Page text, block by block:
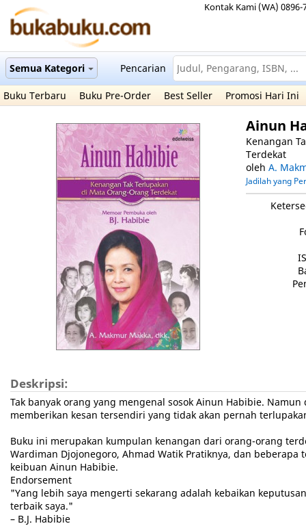
Kontak Kami (WA) 0896-
Semua Kategori Pencarian
Buku Terbaru Buku Pre-Order Best Seller Promosi Hari Ini
Ainun
Kenangan
Terdekat
oleh A.
Jadilah yang
Deskripsi:
Tak banyak orang yang mengenal sosok Ainun Habibie.
memberikan kesan tersendiri yang tidak akan pernah
Buku ini merupakan kumpulan kenangan dari orang-orang
Wardiman Djojonegoro, Ahmad Watik Pratiknya, dan
keibuan Ainun Habibie.
Endorsement
"Yang lebih saya mengerti sekarang adalah kebaikan
terbaik saya."
– B.J. Habibie